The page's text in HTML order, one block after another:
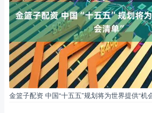
金篮子配资 中国“十五五”规划将为世界提供“机